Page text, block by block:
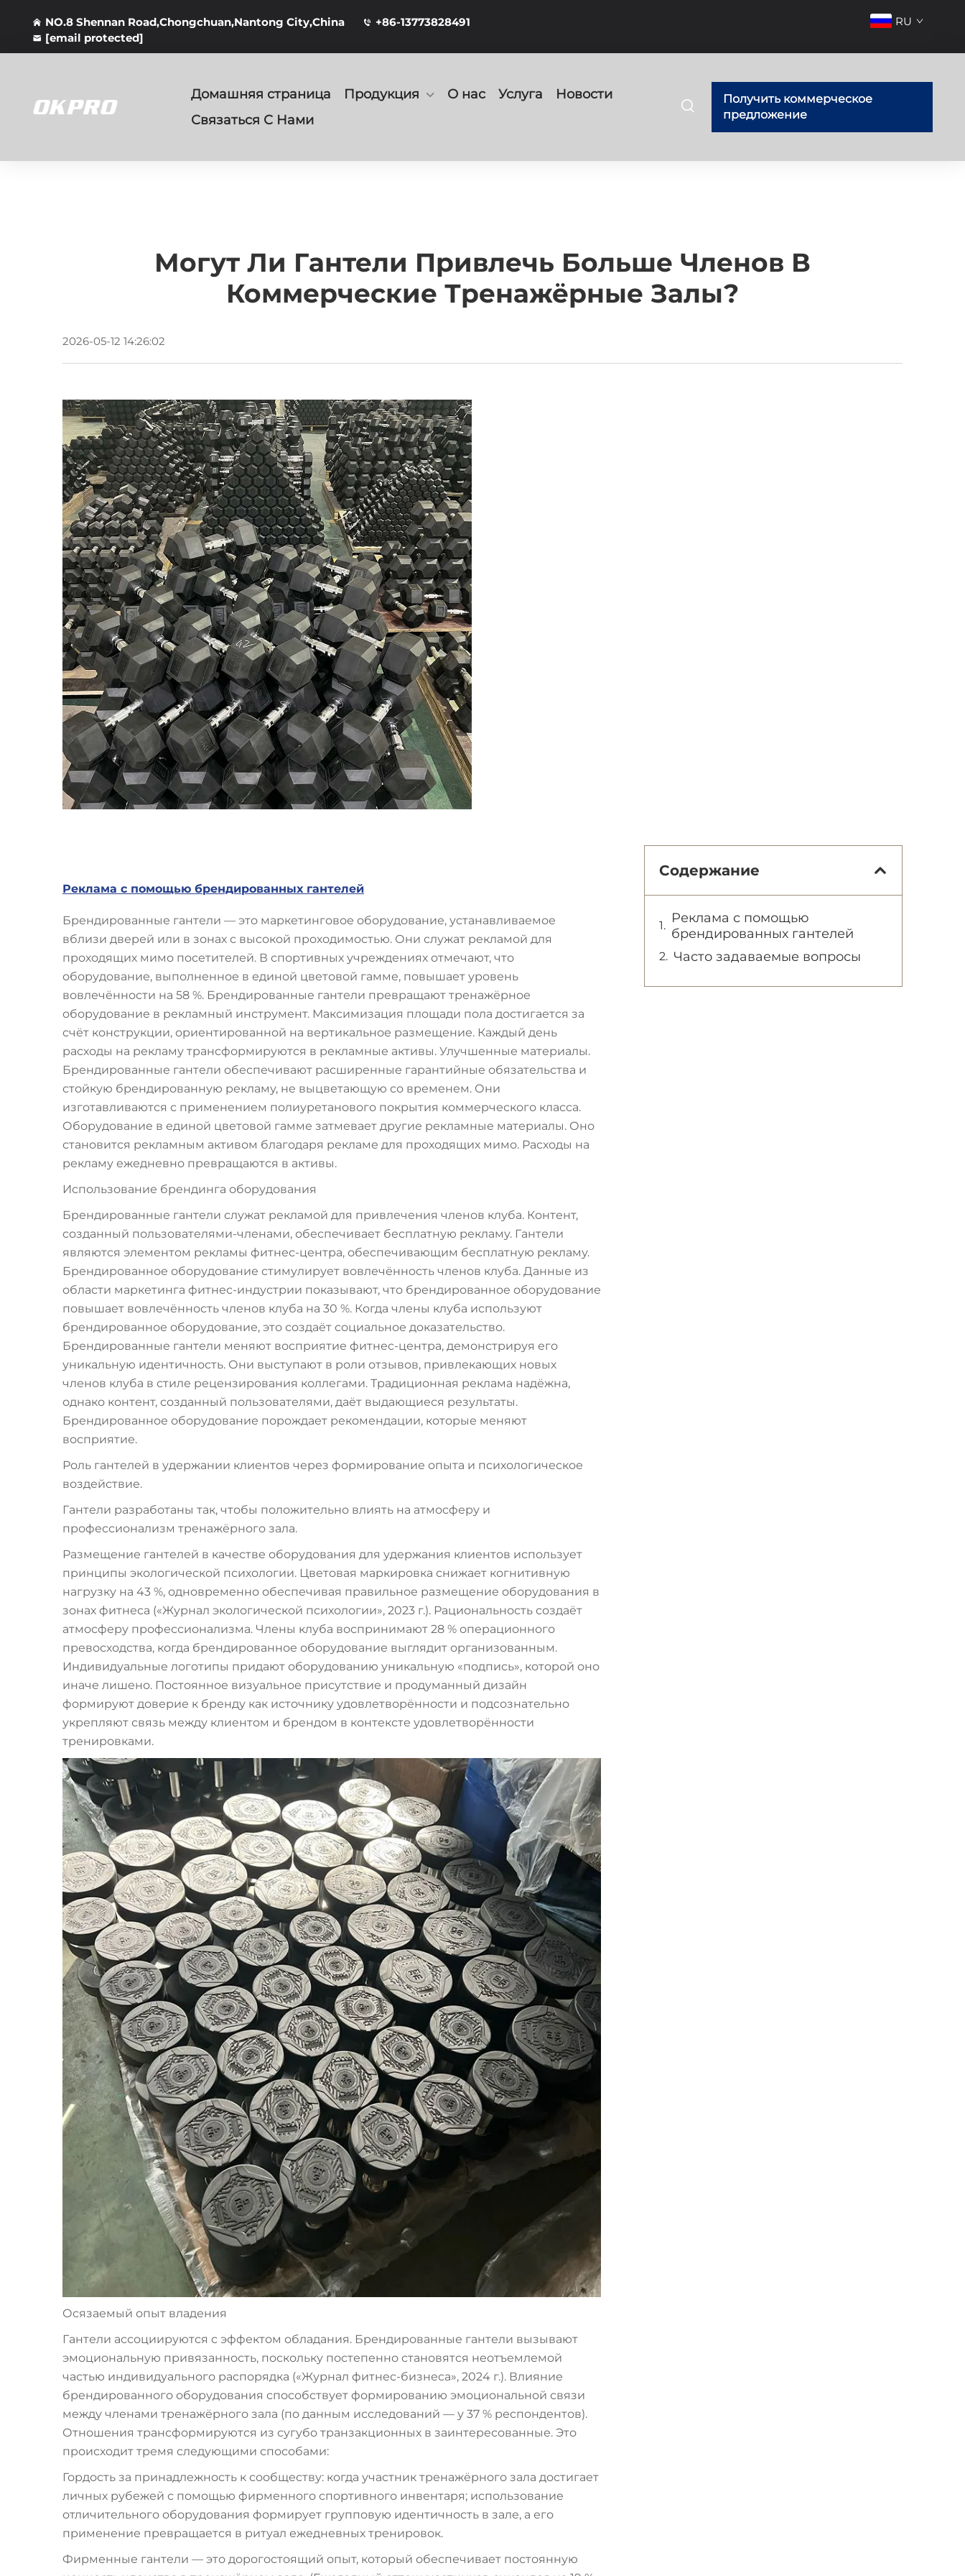
NO.8 Shennan Road,Chongchuan,Nantong City,China
+86-13773828491
[email protected]
RU
Домашняя страница Продукция О нас Услуга
Новости
Связаться С Нами
Получить коммерческое
предложение
Могут Ли Гантели Привлечь Больше Членов В
Коммерческие Тренажёрные Залы?
2026-05-12 14:26:02
Реклама с помощью брендированных гантелей
Брендированные гантели — это маркетинговое оборудование, устанавливаемое
вблизи дверей или в зонах с высокой проходимостью. Они служат рекламой для
проходящих мимо посетителей. В спортивных учреждениях отмечают, что
оборудование, выполненное в единой цветовой гамме, повышает уровень
вовлечённости на 58 %. Брендированные гантели превращают тренажёрное
оборудование в рекламный инструмент. Максимизация площади пола достигается за
счёт конструкции, ориентированной на вертикальное размещение. Каждый день
расходы на рекламу трансформируются в рекламные активы. Улучшенные материалы.
Брендированные гантели обеспечивают расширенные гарантийные обязательства и
стойкую брендированную рекламу, не выцветающую со временем. Они
изготавливаются с применением полиуретанового покрытия коммерческого класса.
Оборудование в единой цветовой гамме затмевает другие рекламные материалы. Оно
становится рекламным активом благодаря рекламе для проходящих мимо. Расходы на
рекламу ежедневно превращаются в активы.
Использование брендинга оборудования
Брендированные гантели служат рекламой для привлечения членов клуба. Контент,
созданный пользователями-членами, обеспечивает бесплатную рекламу. Гантели
являются элементом рекламы фитнес-центра, обеспечивающим бесплатную рекламу.
Брендированное оборудование стимулирует вовлечённость членов клуба. Данные из
области маркетинга фитнес-индустрии показывают, что брендированное оборудование
повышает вовлечённость членов клуба на 30 %. Когда члены клуба используют
брендированное оборудование, это создаёт социальное доказательство.
Брендированные гантели меняют восприятие фитнес-центра, демонстрируя его
уникальную идентичность. Они выступают в роли отзывов, привлекающих новых
членов клуба в стиле рецензирования коллегами. Традиционная реклама надёжна,
однако контент, созданный пользователями, даёт выдающиеся результаты.
Брендированное оборудование порождает рекомендации, которые меняют
восприятие.
Роль гантелей в удержании клиентов через формирование опыта и психологическое
воздействие.
Гантели разработаны так, чтобы положительно влиять на атмосферу и
профессионализм тренажёрного зала.
Размещение гантелей в качестве оборудования для удержания клиентов использует
принципы экологической психологии. Цветовая маркировка снижает когнитивную
нагрузку на 43 %, одновременно обеспечивая правильное размещение оборудования в
зонах фитнеса («Журнал экологической психологии», 2023 г.). Рациональность создаёт
атмосферу профессионализма. Члены клуба воспринимают 28 % операционного
превосходства, когда брендированное оборудование выглядит организованным.
Индивидуальные логотипы придают оборудованию уникальную «подпись», которой оно
иначе лишено. Постоянное визуальное присутствие и продуманный дизайн
формируют доверие к бренду как источнику удовлетворённости и подсознательно
укрепляют связь между клиентом и брендом в контексте удовлетворённости
тренировками.
Осязаемый опыт владения
Гантели ассоциируются с эффектом обладания. Брендированные гантели вызывают
эмоциональную привязанность, поскольку постепенно становятся неотъемлемой
частью индивидуального распорядка («Журнал фитнес-бизнеса», 2024 г.). Влияние
брендированного оборудования способствует формированию эмоциональной связи
между членами тренажёрного зала (по данным исследований — у 37 % респондентов).
Отношения трансформируются из сугубо транзакционных в заинтересованные. Это
происходит тремя следующими способами:
Гордость за принадлежность к сообществу: когда участник тренажёрного зала достигает
личных рубежей с помощью фирменного спортивного инвентаря; использование
отличительного оборудования формирует групповую идентичность в зале, а его
применение превращается в ритуал ежедневных тренировок.
Фирменные гантели — это дорогостоящий опыт, который обеспечивает постоянную
Содержание
Реклама с помощью
брендированных гантелей
Часто задаваемые вопросы